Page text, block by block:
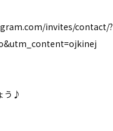
invites/contact/?
う♪